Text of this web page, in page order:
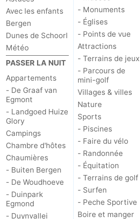
La
Haye
-
Rotterdam
-
Rockanje
Météo
Contact
Avec les enfants
Bergen
Dunes de Schoorl
Météo
PASSER LA NUIT
Appartements
- De Graaf van
Egmont
- Landgoed Huize
Glory
Campings
Chambre d'hôtes
Chaumières
- Buiten Bergen
- De Woudhoeve
- Duinpark
Egmond
- Duynvallei
- Monuments
- Églises
- Points de vue
Attractions
- Terrains de jeux
- Parcours de
mini-golf
Villages & villes
Nature
Sports
- Piscines
- Faire du vélo
- Randonnée
- Équitation
- Terrains de golf
- Surfen
- Peche Sportive
Boire et manger